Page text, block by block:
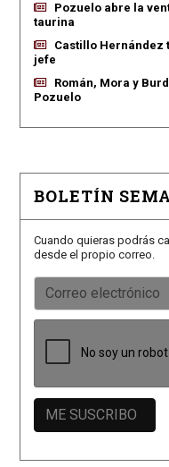
Pozuelo abre la
taurina
Castillo Hernández
jefe
Román, Mora y
Pozuelo
BOLETÍN
Cuando quieras podrás
desde el propio correo.